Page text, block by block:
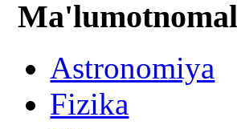
Astronomiya
Fizika